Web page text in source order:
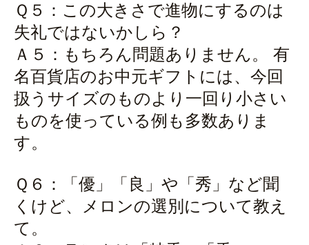
Ｑ５：この大きさで進物にするのは
失礼ではないかしら？
Ａ５：もちろん問題ありません。 有
名百貨店のお中元ギフトには、今回
扱うサイズのものより一回り小さい
ものを使っている例も多数ありま
す。
Ｑ６：「優」「良」や「秀」など聞
くけど、メロンの選別について教え
て。